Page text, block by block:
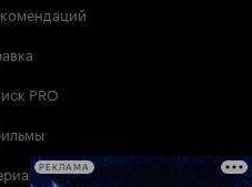
PRO
РЕКЛАМА